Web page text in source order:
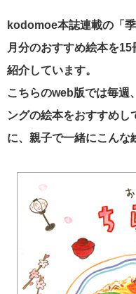
kodomoe本誌連載の「
月分のおすすめ絵本を
紹介しています。
こちらのweb版では毎週
ングの絵本をおすすめし
に、親子で一緒にこんな